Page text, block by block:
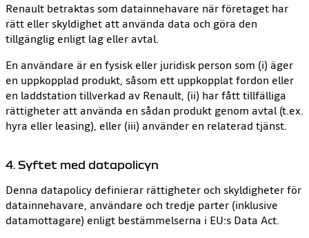
Renault betraktas som datainnehavare när företaget har
rätt eller skyldighet att använda data och göra den
tillgänglig enligt lag eller avtal.
En användare är en fysisk eller juridisk person som (i) äger
en uppkopplad produkt, såsom ett uppkopplat fordon eller
en laddstation tillverkad av Renault, (ii) har fått tillfälliga
rättigheter att använda en sådan produkt genom avtal (t.ex.
hyra eller leasing), eller (iii) använder en relaterad tjänst.
4. Syftet med datapolicyn
Denna datapolicy definierar rättigheter och skyldigheter för
datainnehavare, användare och tredje parter (inklusive
datamottagare) enligt bestämmelserna i EU:s Data Act.